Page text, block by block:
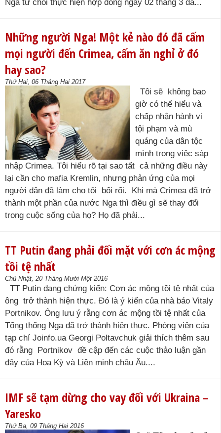
Nga từ chối thực hiện hợp đồng ngày 02 tháng 3 đã...
Những người Nga! Một kẻ nào đó đã cấm
mọi người đến Crimea, cấm ăn nghỉ ở đó
hay sao?
Thứ Hai, 06 Tháng Hai 2017
Tôi sẽ không bao
giờ có thể hiểu và
chấp nhận hành vi
tội phạm và mù
quáng của dân tộc
mình trong việc sáp
nhập Crimea. Tôi hiểu rõ tại sao tất cả những điều này
lại cần cho mafia Kremlin, nhưng phản ứng của mọi
người dân đã làm cho tôi bối rối. Khi mà Crimea đã trở
thành một phần của nước Nga thì điều gì sẽ thay đổi
trong cuộc sống của họ? Họ đã phải...
TT Putin đang phải đối mặt với cơn ác mộng
tồi tệ nhất
Chủ Nhật, 20 Tháng Mười Một 2016
TT Putin đang chứng kiến: Cơn ác mộng tồi tệ nhất của
ông trở thành hiện thực. Đó là ý kiến của nhà báo Vitaly
Portnikov. Ông lưu ý rằng cơn ác mộng tồi tệ nhất của
Tổng thống Nga đã trở thành hiện thực. Phóng viên của
tạp chí Joinfo.ua Georgi Poltavchuk giải thích thêm sau
đó rằng Portnikov đề cập đến các cuộc thảo luận gần
đây của Hoa Kỳ và Liên minh châu Âu....
IMF sẽ tạm dừng cho vay đối với Ukraina –
Yaresko
Thứ Ba, 09 Tháng Hai 2016